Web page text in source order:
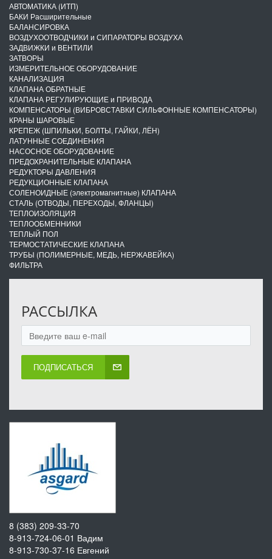
АВТОМАТИКА (ИТП)
БАКИ Расширительные
БАЛАНСИРОВКА
ВОЗДУХООТВОДЧИКИ и СИПАРАТОРЫ ВОЗДУХА
ЗАДВИЖКИ и ВЕНТИЛИ
ЗАТВОРЫ
ИЗМЕРИТЕЛЬНОЕ ОБОРУДОВАНИЕ
КАНАЛИЗАЦИЯ
КЛАПАНА ОБРАТНЫЕ
КЛАПАНА РЕГУЛИРУЮЩИЕ и ПРИВОДА
КОМПЕНСАТОРЫ (ВИБРОВСТАВКИ СИЛЬФОННЫЕ КОМПЕНСАТОРЫ)
КРАНЫ ШАРОВЫЕ
КРЕПЕЖ (ШПИЛЬКИ, БОЛТЫ, ГАЙКИ, ЛЁН)
ЛАТУННЫЕ СОЕДИНЕНИЯ
НАСОСНОЕ ОБОРУДОВАНИЕ
ПРЕДОХРАНИТЕЛЬНЫЕ КЛАПАНА
РЕДУКТОРЫ ДАВЛЕНИЯ
РЕДУКЦИОННЫЕ КЛАПАНА
СОЛЕНОИДНЫЕ (электромагнитные) КЛАПАНА
СТАЛЬ (ОТВОДЫ, ПЕРЕХОДЫ, ФЛАНЦЫ)
ТЕПЛОИЗОЛЯЦИЯ
ТЕПЛООБМЕННИКИ
ТЕПЛЫЙ ПОЛ
ТЕРМОСТАТИЧЕСКИЕ КЛАПАНА
ТРУБЫ (ПОЛИМЕРНЫЕ, МЕДЬ, НЕРЖАВЕЙКА)
ФИЛЬТРА
РАССЫЛКА
ПОДПИСАТЬСЯ
8 (383) 209-33-70
8-913-724-06-01 Вадим
8-913-730-37-16 Евгений